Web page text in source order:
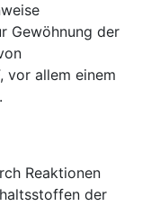
Gewöhnung der
vor allem einem
Reaktionen
der